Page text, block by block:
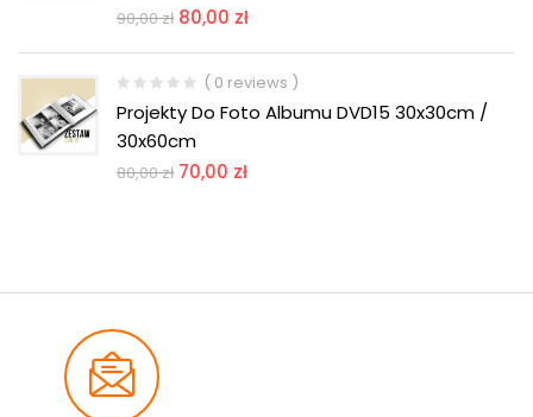
90,00zł 80,00 zł
( 0 reviews )
Projekty Do Foto Albumu DVD15 30x30cm /
30x60cm
80,00zł 70,00 zł